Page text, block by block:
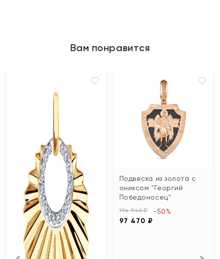
Вам понравится
Подвеска из золота с
ониксом "Георгий
Победоносец"
194 940 ₽
97 470 ₽
-50%